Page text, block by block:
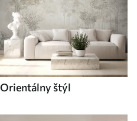
Orientálny štýl